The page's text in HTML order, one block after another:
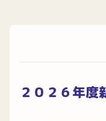
２０２６年度